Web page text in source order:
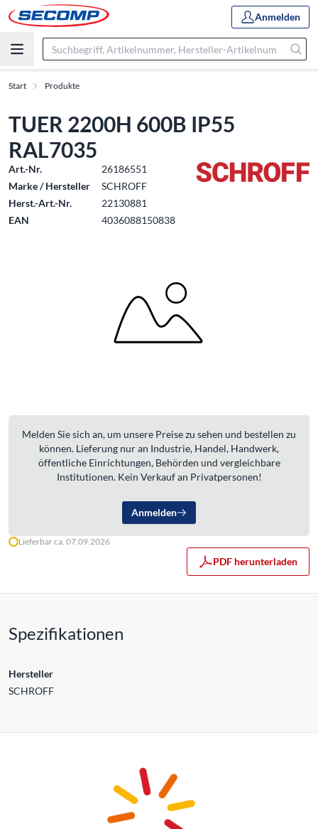
Anmelden
Start Produkte
TUER 2200H 600B IP55
RAL7035
Art.-Nr.
26186551
Marke / Hersteller
SCHROFF
Herst.-Art.-Nr.
22130881
EAN
4036088150838
Melden Sie sich an, um unsere Preise zu sehen und bestellen zu
können. Lieferung nur an Industrie, Handel, Handwerk,
öffentliche Einrichtungen, Behörden und vergleichbare
Institutionen. Kein Verkauf an Privatpersonen!
Anmelden
Lieferbar ca. 07.09.2026
PDF herunterladen
Spezifikationen
Hersteller
SCHROFF